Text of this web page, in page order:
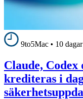
9to5Mac • 10
Claude,
krediteras i